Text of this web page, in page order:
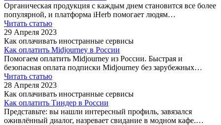
Органическая продукция с каждым днем становится все более
популярной, и платформа iHerb помогает людям…
Читать статью
29 Апреля 2023
Как оплачивать иностранные сервисы
Как оплатить Midjourney в России
Помогаем оплатить Midjourney из России. Быстрая и
безопасная оплата подписки Midjourney без зарубежных…
Читать статью
28 Апреля 2023
Как оплачивать иностранные сервисы
Как оплатить Тиндер в России
Представьте: вы нашли интересный профиль, завязался
оживлённый диалог, назревает свидание в модном кафе.…